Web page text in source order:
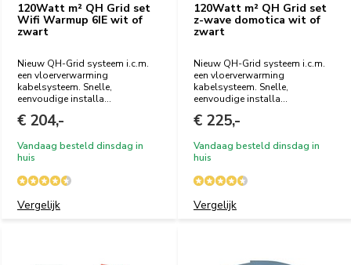
120Watt m² QH Grid set
Wifi Warmup 6IE wit of
zwart
Nieuw QH-Grid systeem i.c.m.
een vloerverwarming
kabelsysteem. Snelle,
eenvoudige installa...
€ 204,-
Vandaag besteld dinsdag in
huis
Vergelijk
120Watt m² QH Grid set
z-wave domotica wit of
zwart
Nieuw QH-Grid systeem i.c.m.
een vloerverwarming
kabelsysteem. Snelle,
eenvoudige installa...
€ 225,-
Vandaag besteld dinsdag in
huis
Vergelijk